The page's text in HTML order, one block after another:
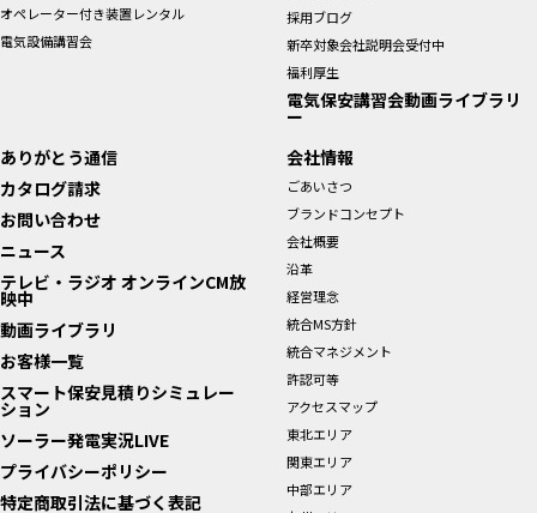
オペレーター付き装置レンタル
電気設備講習会
採用ブログ
新卒対象会社説明会受付中
福利厚生
電気保安講習会動画ライブラリ
ー
ありがとう通信
カタログ請求
お問い合わせ
ニュース
テレビ・ラジオ オンラインCM放
映中
動画ライブラリ
お客様一覧
スマート保安見積りシミュレー
ション
ソーラー発電実況LIVE
プライバシーポリシー
特定商取引法に基づく表記
会社情報
ごあいさつ
ブランドコンセプト
会社概要
沿革
経営理念
統合MS方針
統合マネジメント
許認可等
アクセスマップ
東北エリア
関東エリア
中部エリア